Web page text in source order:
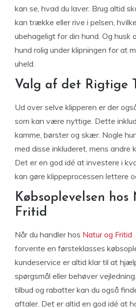
kan se, hvad du laver. Brug altid
kan trække eller rive i pelsen,
ubehageligt for din hund. Og husk
hund rolig under klipningen for at
uheld.
Valg af det Rigtige
Ud over selve klipperen er der
som kan være nyttige. Dette
kamme, børster og skær. Nogle
med disse inkluderet, mens andre
Det er en god idé at investere i
kan gøre klippeprocessen lettere
Købsoplevelsen
Fritid
Når du handler hos Natur og Fritid
forvente en førsteklasses
kundeservice er altid klar til at
spørgsmål eller behøver
tilbud og rabatter kan du også
aftaler. Det er altid en god idé at